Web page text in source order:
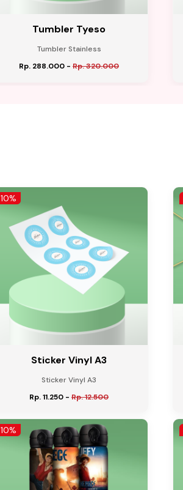
Tumbler Tyeso
Tumbler Stainless
Rp. 288.000 - Rp. 320.000
10%
Sticker Vinyl A3
Sticker Vinyl A3
Rp. 11.250 - Rp. 12.500
10%